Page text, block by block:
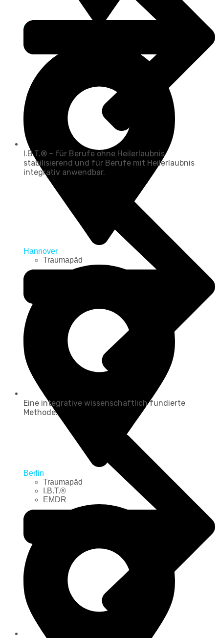
Kassel
Hannover
Traumapäd
Berlin
Traumapäd
I.B.T.®
EMDR
I.B.T.® – für Berufe ohne Heilerlaubnis
stabilisierend und für Berufe mit Heilerlaubnis
integrativ anwendbar.
Eine integrative wissenschaftlich fundierte
Methode.